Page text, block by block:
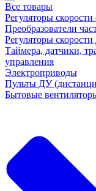
Все товары
Регуляторы
Преобразователи
Регуляторы
Таймера, датчики,
управления
Электроприводы
Пульты ДУ
Бытовые